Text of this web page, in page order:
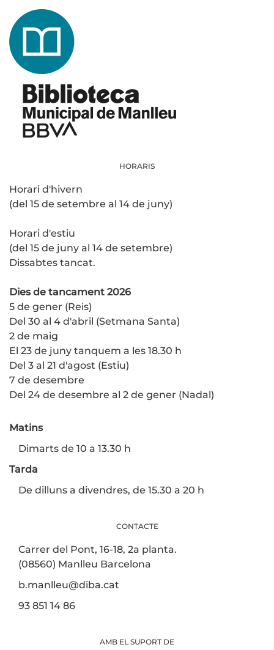
HORARIS
Horari d'hivern
(del 15 de setembre al 14 de juny)
Horari d'estiu
(del 15 de juny al 14 de setembre)
Dissabtes tancat.
Dies de tancament 2026
5 de gener (Reis)
Del 30 al 4 d'abril (Setmana Santa)
2 de maig
El 23 de juny tanquem a les 18.30 h
Del 3 al 21 d'agost (Estiu)
7 de desembre
Del 24 de desembre al 2 de gener (Nadal)
Matins
Dimarts de 10 a 13.30 h
Tarda
De dilluns a divendres, de 15.30 a 20 h
CONTACTE
Carrer del Pont, 16-18, 2a planta.
(08560) Manlleu Barcelona
b.manlleu@diba.cat
93 851 14 86
AMB EL SUPORT DE